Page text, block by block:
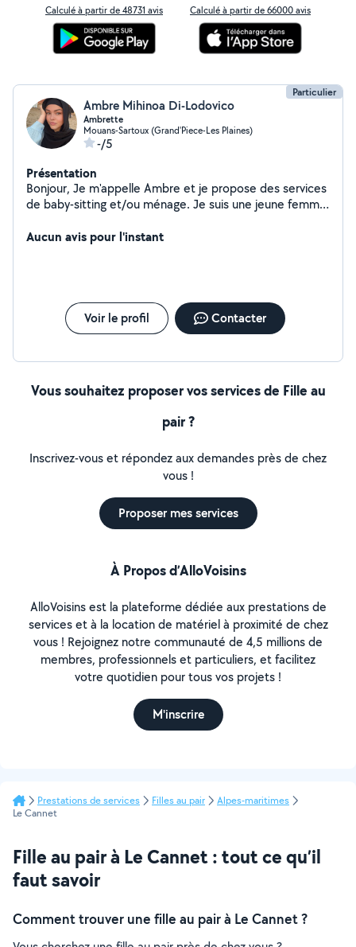
Calculé à partir de 48731 avis Calculé à partir de 66000 avis
Particulier
Ambre Mihinoa Di-Lodovico
Ambrette
Mouans-Sartoux (Grand'Piece-Les Plaines)
-/5
Présentation
Bonjour, Je m'appelle Ambre et je propose des services
de baby-sitting et/ou ménage. Je suis une jeune femme
émotions des enfants et sait combien il est important
très à l'écoute, vous pourrez compter sur mon
dynamisme et mon dévouement pour vous épauler au
mieux. Au plaisir de vous rencontrer, Ambre
Aucun avis pour l'instant
Voir le profil Contacter
Vous souhaitez proposer vos services de Fille au
pair ?
Inscrivez-vous et répondez aux demandes près de chez
vous !
Proposer mes services
À Propos d’AlloVoisins
AlloVoisins est la plateforme dédiée aux prestations de
services et à la location de matériel à proximité de chez
vous ! Rejoignez notre communauté de 4,5 millions de
membres, professionnels et particuliers, et facilitez
votre quotidien pour tous vos projets !
M'inscrire
Prestations de services Filles au pair
Alpes-maritimes
Le Cannet
Fille au pair à Le Cannet : tout ce qu’il
faut savoir
Comment trouver une fille au pair à Le Cannet ?